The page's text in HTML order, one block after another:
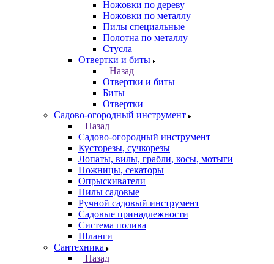
Ножовки по дереву
Ножовки по металлу
Пилы специальные
Полотна по металлу
Стусла
Отвертки и биты
Назад
Отвертки и биты
Биты
Отвертки
Садово-огородный инструмент
Назад
Садово-огородный инструмент
Кусторезы, сучкорезы
Лопаты, вилы, грабли, косы, мотыги
Ножницы, секаторы
Опрыскиватели
Пилы садовые
Ручной садовый инструмент
Садовые принадлежности
Система полива
Шланги
Сантехника
Назад